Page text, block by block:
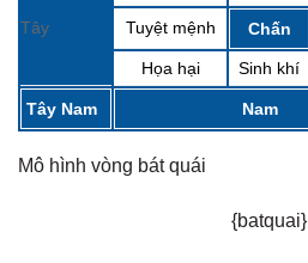
Tây Tuyệt mệnh Chấn
Họa hại Sinh khí
Tây Nam Nam
Mô hình vòng bát quái
{batquai}